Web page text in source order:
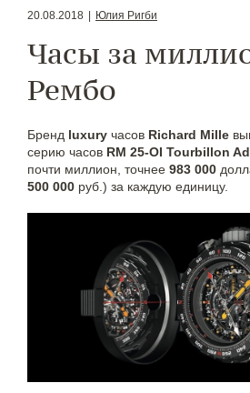
20.08.2018 Юлия Ригби
Часы за
Рембо
Бренд luxury часов Richard Mille
серию часов RM 25-OI Tourbillon
почти миллион, точнее 983 000
500 000 руб.) за каждую единицу.